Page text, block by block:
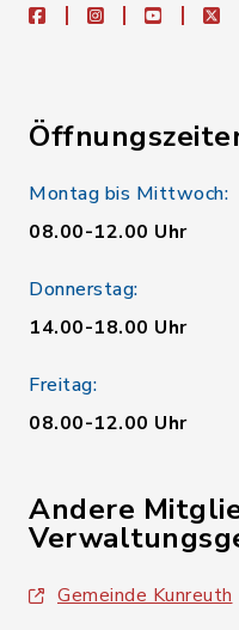
facebookinstagramyoutubeX
Montag bis Mittwoch:
08.00-12.00 Uhr
Donnerstag:
14.00-18.00 Uhr
Freitag:
08.00-12.00 Uhr
Andere
Gemeinde Kunreuth